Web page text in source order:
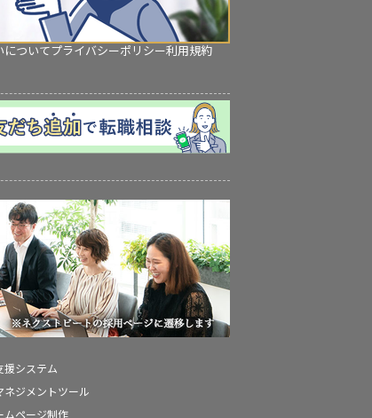
についてプライバシーポリシー利用規約
援システム
ネジメントツール
ムページ制作